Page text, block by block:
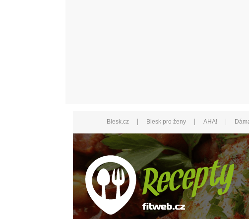
Blesk.cz | Blesk pro ženy | AHA! |